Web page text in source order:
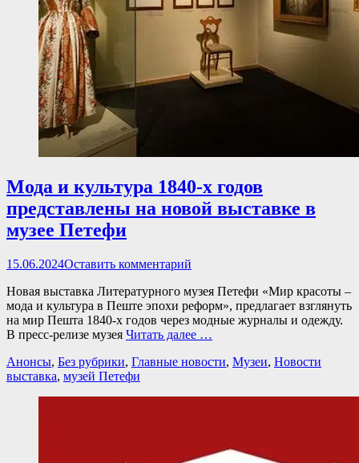
Мода и культура 1840-х годов
представлены на новой выставке в
музее Петефи
Опубликовано
15.06.2024Оставить комментарий
Новая выставка Литературного музея Петефи «Мир красоты –
мода и культура в Пеште эпохи реформ», предлагает взглянуть
на мир Пешта 1840-х годов через модные журналы и одежду.
В пресс-релизе музея Читать далее …
Категории
Анонсы, Без рубрики, Главные новости, Музеи, Новости
выставка, музей Петефи